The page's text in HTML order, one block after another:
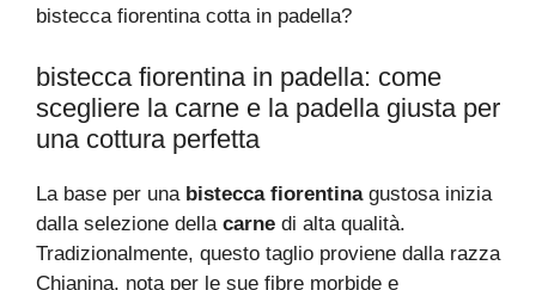
bistecca fiorentina cotta in padella?
bistecca fiorentina in padella: come
scegliere la carne e la padella giusta per
una cottura perfetta
La base per una bistecca fiorentinagustosa inizia
dalla selezione della carne di alta qualità.
Tradizionalmente, questo taglio proviene dalla razza
Chianina, nota per le sue fibre morbide e